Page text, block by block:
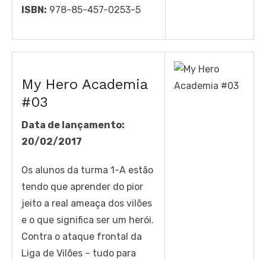
ISBN: 978-85-457-0253-5
My Hero Academia
#03
Data de lançamento:
20/02/2017
Os alunos da turma 1-A estão
tendo que aprender do pior
jeito a real ameaça dos vilões
e o que significa ser um herói.
Contra o ataque frontal da
Liga de Vilões – tudo para